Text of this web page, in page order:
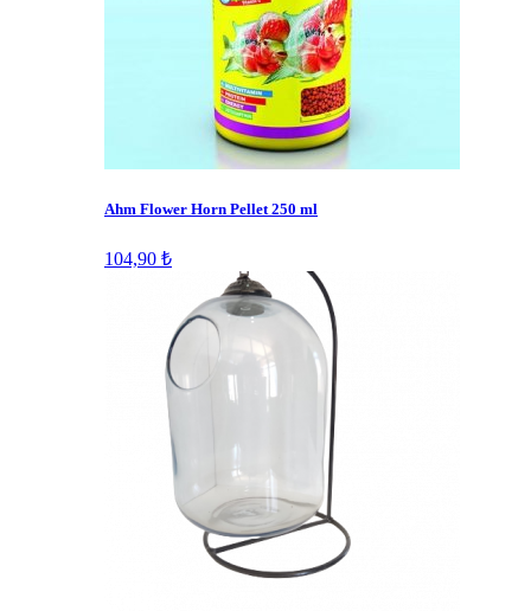
Ahm Flower Horn Pellet 250 ml
104,90 ₺